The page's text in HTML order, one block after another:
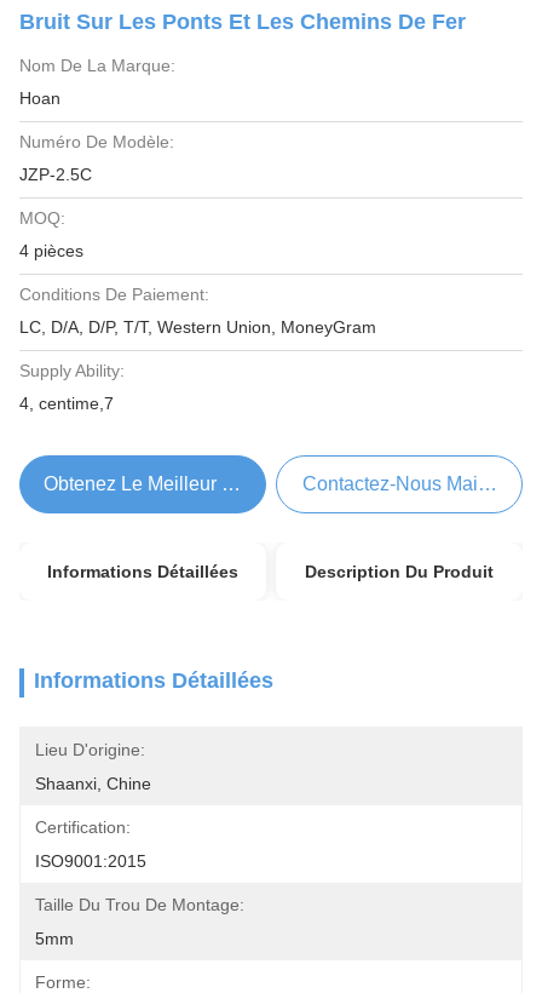
Bruit Sur Les Ponts Et Les Chemins De Fer
Nom De La Marque:
Hoan
Numéro De Modèle:
JZP-2.5C
MOQ:
4 pièces
Conditions De Paiement:
LC, D/A, D/P, T/T, Western Union, MoneyGram
Supply Ability:
4, centime,7
Obtenez Le Meilleur Prix Contactez-Nous Maintenant
Informations Détaillées Description Du Produit
Informations Détaillées
Lieu D'origine:
Shaanxi, Chine
Certification:
ISO9001:2015
Taille Du Trou De Montage:
5mm
Forme: